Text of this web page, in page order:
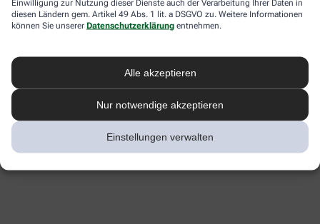
Einwilligung zur Nutzung dieser Dienste auch der Verarbeitung Ihrer Daten in
diesen Ländern gem. Artikel 49 Abs. 1 lit. a DSGVO zu. Weitere Informationen
können Sie unserer Datenschutzerklärung entnehmen.
Alle akzeptieren
Nur notwendige akzeptieren
Einstellungen verwalten